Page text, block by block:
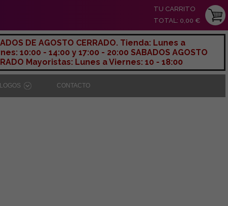
TU CARRITO
TOTAL: 0,00 €
DE AGOSTO CERRADO. Tienda: Lunes a
10:00 - 14:00 y 17:00 - 20:00 SABADOS AGOSTO
Mayoristas: Lunes a Viernes: 10 - 18:00
CONTACTO